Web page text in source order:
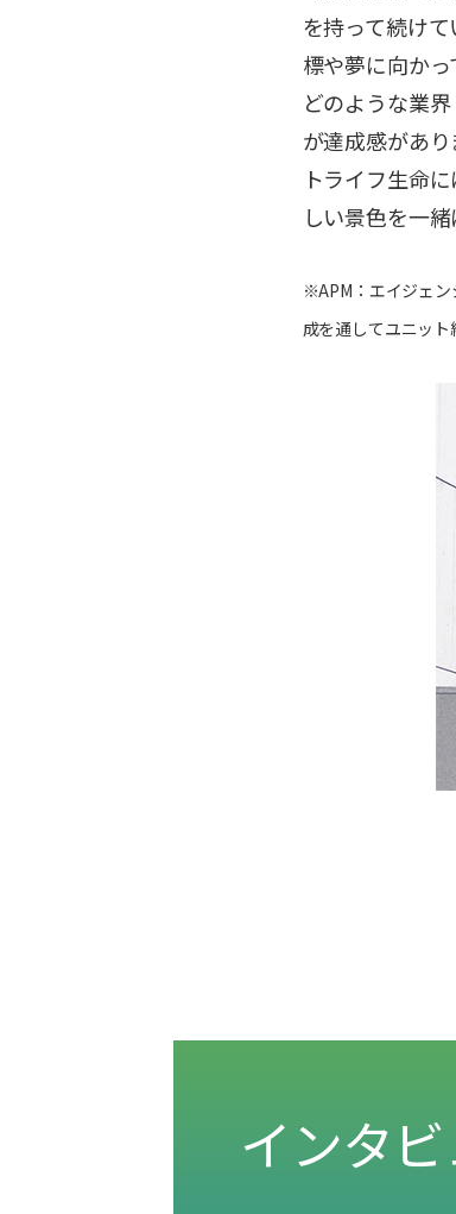
を持って続け
標や夢に向か
どのような業
が達成感があ
トライフ生命
しい景色を一
※APM：エイジェン
成を通してユニット
インタ